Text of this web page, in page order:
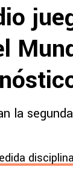
Kervin
la